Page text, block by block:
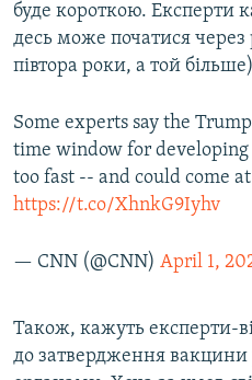
буде короткою. Експерти
десь може початися через
півтора роки, а той
Some experts say the
time window for developing
too fast -- and could come
https://t.co/XhnkG9Iyhv
— CNN (@CNN) April 1,
Також, кажуть експерти-
до затвердження